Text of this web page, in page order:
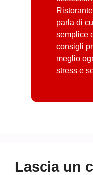
parla di
semplice
consigli
meglio
stress e
Lascia un